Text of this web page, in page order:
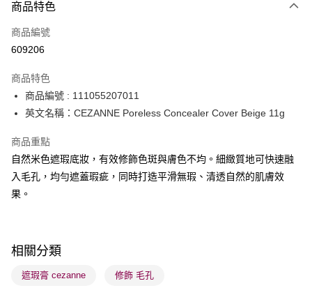
信用卡
Apple Pay
PayMe
WeChat Pay
BoC Pay
送貨方式
順豐自助櫃 - 確認發貨後1-3個工作天送達
順豐站及營業點 - 確認發貨後1-3個工作天送達
商品特色
商品編號
609206
商品特色
商品編號 : 111055207011
英文名稱：CEZANNE Poreless Concealer Cover Beige 11g
商品重點
自然米色遮瑕底妝，有效修飾色斑與膚色不均。細緻質地可快速融
入毛孔，均勻遮蓋瑕疵，同時打造平滑無瑕、清透自然的肌膚效
果。
相關分類
遮瑕膏 cezanne 修飾 毛孔